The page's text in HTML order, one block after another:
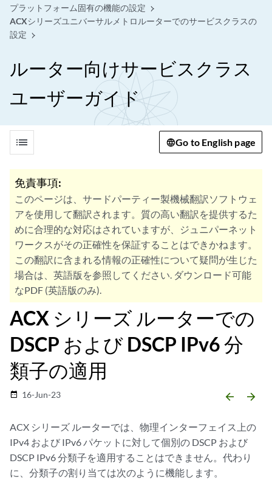
プラットフォーム固有の機能の設定
ACXシリーズユニバーサルメトロルーターでのサービスクラスの
設定
ルーター向けサービスクラス
ユーザーガイド
list Go to English page
免責事項:
このページは、サードパーティー製機械翻訳ソフトウェ
アを使用して翻訳されます。質の高い翻訳を提供するた
めに合理的な対応はされていますが、ジュニパーネット
ワークスがその正確性を保証することはできかねます。
この翻訳に含まれる情報の正確性について疑問が生じた
場合は、英語版を参照してください. ダウンロード可能
なPDF (英語版のみ).
ACX シリーズ ルーターでの
DSCP および DSCP IPv6 分
類子の適用
date_range 16-Jun-23 arrow_backward arrow_forward
ACX シリーズ ルーターでは、物理インターフェイス上の
IPv4 および IPv6 パケットに対して個別の DSCP および
DSCP IPv6 分類子を適用することはできません。代わり
に、分類子の割り当ては次のように機能します。